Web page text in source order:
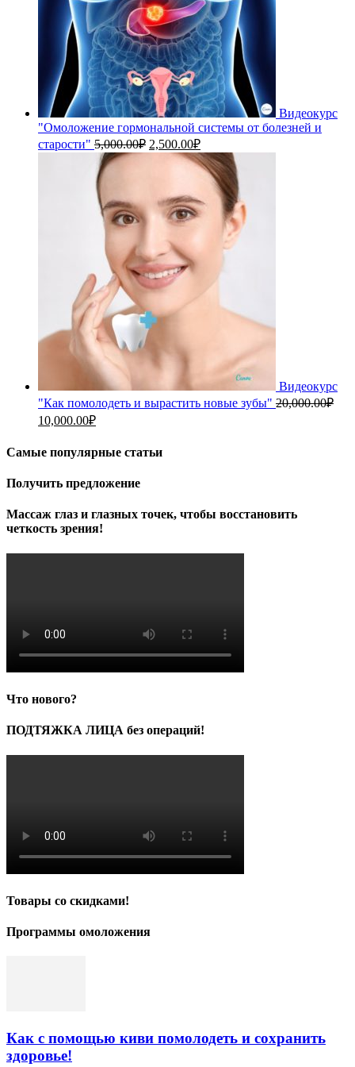
Видеокурс
"Омоложение гормональной системы от болезней и
старости" 5,000.00₽ Первоначальная
цена
составляла
2,500.00₽Текущая
цена:
2,500.00₽.
Видеокурс
"Как помолодеть и вырастить новые зубы" 20,000.00₽
Первоначальная
20,000.00₽.
10,000.00₽Текущая
10,000.00₽.
Самые популярные статьи
Получить предложение
Массаж глаз и глазных точек, чтобы восстановить
четкость зрения!
Что нового?
ПОДТЯЖКА ЛИЦА без операций!
Товары со скидками!
Программы омоложения
Как с помощью киви помолодеть и сохранить
здоровье!